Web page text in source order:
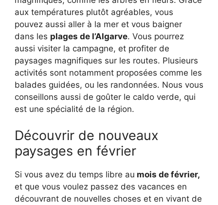
aux températures plutôt agréables, vous
pouvez aussi aller à la mer et vous baigner
dans les plages de l’Algarve. Vous pourrez
aussi visiter la campagne, et profiter de
paysages magnifiques sur les routes. Plusieurs
activités sont notamment proposées comme les
balades guidées, ou les randonnées. Nous vous
conseillons aussi de goûter le caldo verde, qui
est une spécialité de la région.
Découvrir de nouveaux
paysages en février
Si vous avez du temps libre au mois de février,
et que vous voulez passez des vacances en
découvrant de nouvelles choses et en vivant de